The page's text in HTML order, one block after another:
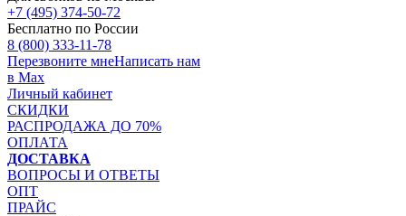
+7 (495) 374-50-72
Бесплатно по России
8 (800) 333-11-78
Перезвоните мнеНаписать нам
в Max
Личный кабинет
СКИДКИ
РАСПРОДАЖА ДО 70%
ОПЛАТА
ДОСТАВКА
ВОПРОСЫ И ОТВЕТЫ
ОПТ
ПРАЙС